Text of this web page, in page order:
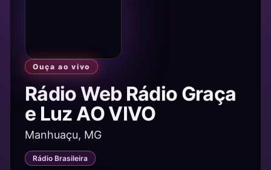
Ouça ao vivo
Rádio Web Rádio Graça
e Luz AO VIVO
Manhuaçu, MG
Rádio Brasileira